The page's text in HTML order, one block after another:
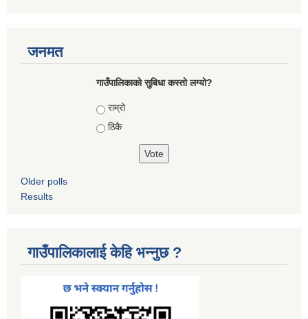
जनमत
गाउँपालिकाको सुबिधा कस्तो लग्यो?
Choices
राम्रो
ठिकै
Older polls
Results
गाउँपालिकालाई केहि भन्नुछ ?